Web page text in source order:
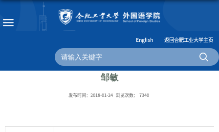
English 返回合肥工业大学主页
邹敏
发布时间：2018-01-24 浏览次数： 7340